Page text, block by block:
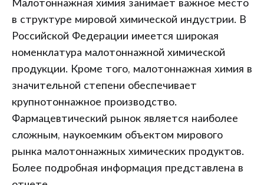
Малотоннажная химия занимает важное место
в структуре мировой химической индустрии. В
Российской Федерации имеется широкая
номенклатура малотоннажной химической
продукции. Кроме того, малотоннажная химия в
значительной степени обеспечивает
крупнотоннажное производство.
Фармацевтический рынок является наиболее
сложным, наукоемким объектом мирового
рынка малотоннажных химических продуктов.
Более подробная информация представлена в